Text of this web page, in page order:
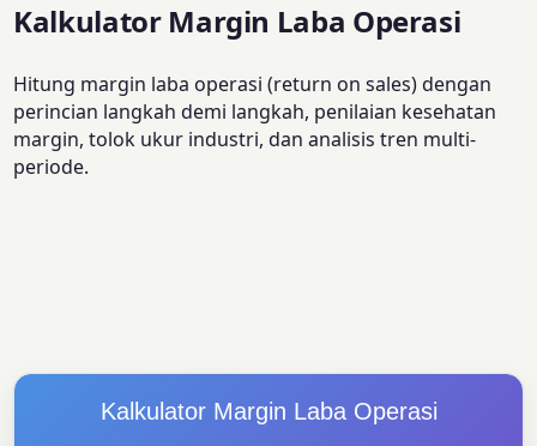
Kalkulator Margin Laba Operasi
Hitung margin laba operasi (return on sales) dengan
perincian langkah demi langkah, penilaian kesehatan
margin, tolok ukur industri, dan analisis tren multi-
periode.
Kalkulator Margin Laba Operasi